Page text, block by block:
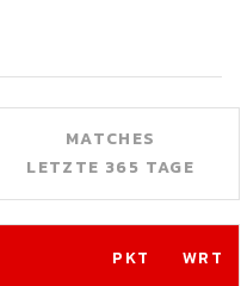
MATCHES
LETZTE 365 TAGE
PKT WRT